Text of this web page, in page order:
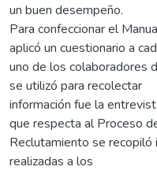
un buen desempeño.
Para confeccionar el
aplicó un cuestionario a
uno de los colaboradores
se utilizó para recolectar
información fue la
que respecta al Proceso
Reclutamiento se recopiló
realizadas a los